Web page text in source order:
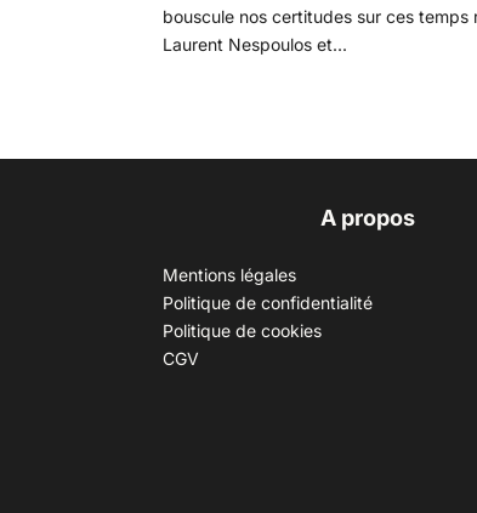
bouscule nos certitudes sur ces temps
Laurent Nespoulos et...
A propos
Mentions légales
Politique de confidentialité
Politique de cookies
CGV